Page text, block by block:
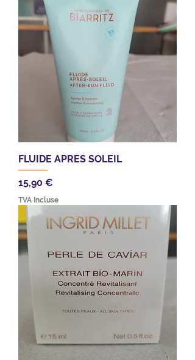
FLUIDE APRES SOLEIL
Prix
15,90 €
TVA Incluse